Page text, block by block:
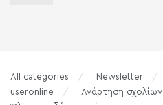
All categories Newsletter
useronline
Ανάρτηση σχολίων